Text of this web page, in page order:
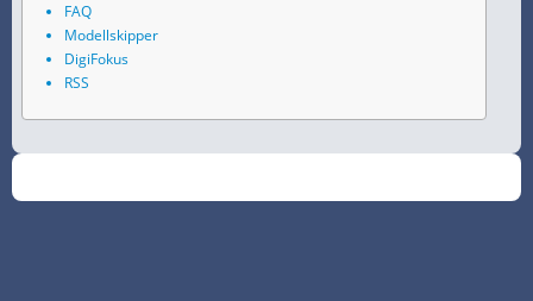
FAQ
Modellskipper
DigiFokus
RSS